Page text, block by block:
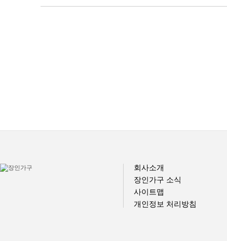
회사소개
장인가구 소식
사이트맵
개인정보 처리방침